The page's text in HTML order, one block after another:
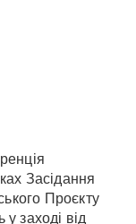
Засідання
Проєкту
заході від